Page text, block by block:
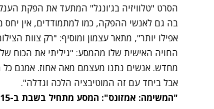
הסרט "טלוויזיה בג'ונגל" המתעד את הפקת
החויה האישית שלו מהמסע: "גיליתי את הכוח
מחדש. אנשים נתנו מעצמם מאה אחוז. אמנם כל
אבל ביחד עם זה המוטיבציה הלכה וגדלה".
"המשימה: אמזונס": המסע מתחיל בשבת ב-21:15, ערוץ 2